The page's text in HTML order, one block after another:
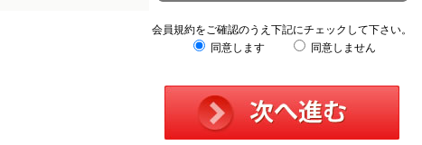
会員規約をご確認のうえ下記にチェックして下さい。
同意します
同意しません